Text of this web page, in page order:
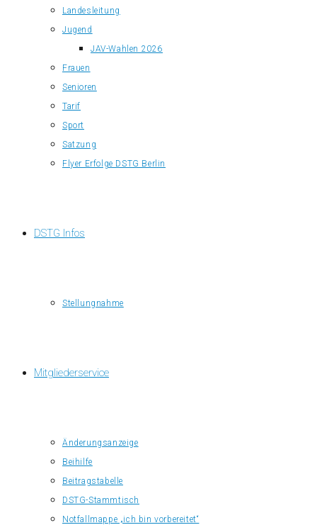
Landesleitung
Jugend
JAV-Wahlen 2026
Frauen
Senioren
Tarif
Sport
Satzung
Flyer Erfolge DSTG Berlin
DSTG Infos
Stellungnahme
Mitgliederservice
Änderungsanzeige
Beihilfe
Beitragstabelle
DSTG-Stammtisch
Notfallmappe „ich bin vorbereitet“